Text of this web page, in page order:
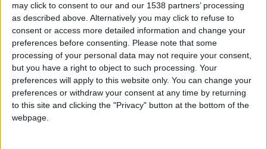
may click to consent to our and our 1538 partners’ processing
as described above. Alternatively you may click to refuse to
consent or access more detailed information and change your
preferences before consenting. Please note that some
processing of your personal data may not require your consent,
but you have a right to object to such processing. Your
preferences will apply to this website only. You can change your
preferences or withdraw your consent at any time by returning
to this site and clicking the "Privacy" button at the bottom of the
webpage.
premier est tout proche de retrouver le groupe après avoir
été blessé à un pied tandis que le second est espéré après la
prochaine trêve internationale par l’entraîneur de l’AS
Monaco (
qui aura lieu du 9 au 17 octobre, NDLR
). Ben Seghir
avait rechuté à une cuisse avant Strasbourg.
«Edan Diop a fait une partie de la séance d’entraînement
avec le groupe et je suis content car il n’a pas connu une
période facile,